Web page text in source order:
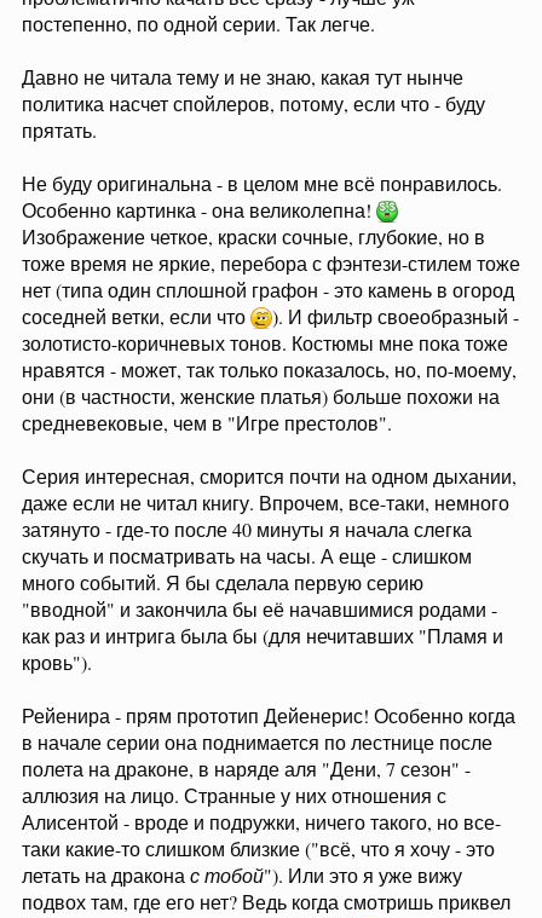
постепенно, по одной серии. Так легче.
Давно не читала тему и не знаю, какая тут нынче
политика насчет спойлеров, потому, если что - буду
прятать.
Не буду оригинальна - в целом мне всё понравилось.
Особенно картинка - она великолепна!
Изображение четкое, краски сочные, глубокие, но в
тоже время не яркие, перебора с фэнтези-стилем тоже
нет (типа один сплошной графон - это камень в огород
соседней ветки, если что
). И фильтр своеобразный -
золотисто-коричневых тонов. Костюмы мне пока тоже
нравятся - может, так только показалось, но, по-моему,
они (в частности, женские платья) больше похожи на
средневековые, чем в "Игре престолов".
Серия интересная, сморится почти на одном дыхании,
даже если не читал книгу. Впрочем, все-таки, немного
затянуто - где-то после 40 минуты я начала слегка
скучать и посматривать на часы. А еще - слишком
много событий. Я бы сделала первую серию
"вводной" и закончила бы её начавшимися родами -
как раз и интрига была бы (для нечитавших "Пламя и
кровь").
Рейенира - прям прототип Дейенерис! Особенно когда
в начале серии она поднимается по лестнице после
полета на драконе, в наряде аля "Дени, 7 сезон" -
аллюзия на лицо. Странные у них отношения с
Алисентой - вроде и подружки, ничего такого, но все-
таки какие-то слишком близкие ("всё, что я хочу - это
летать на драконас тобой"). Или это я уже вижу
подвох там, где его нет? Ведь когда смотришь приквел